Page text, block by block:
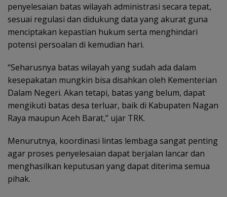
penyelesaian batas wilayah administrasi secara tepat,
sesuai regulasi dan didukung data yang akurat guna
menciptakan kepastian hukum serta menghindari
potensi persoalan di kemudian hari.
“Seharusnya batas wilayah yang sudah ada dalam
kesepakatan mungkin bisa disahkan oleh Kementerian
Dalam Negeri. Akan tetapi, batas yang belum, dapat
mengikuti batas desa terluar, baik di Kabupaten Nagan
Raya maupun Aceh Barat,” ujar TRK.
Menurutnya, koordinasi lintas lembaga sangat penting
agar proses penyelesaian dapat berjalan lancar dan
menghasilkan keputusan yang dapat diterima semua
pihak.